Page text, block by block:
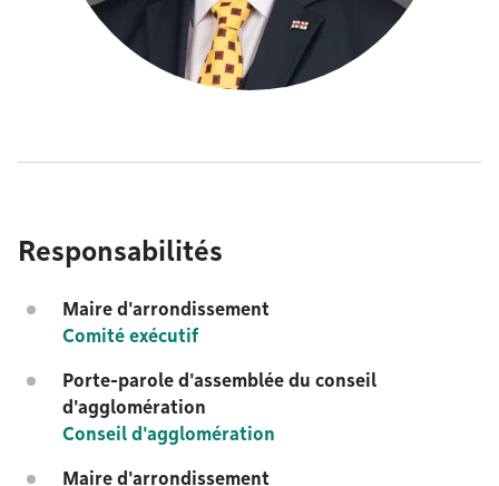
Responsabilités
Maire d'arrondissement
Comité exécutif
Porte-parole d'assemblée du conseil
d'agglomération
Conseil d'agglomération
Maire d'arrondissement